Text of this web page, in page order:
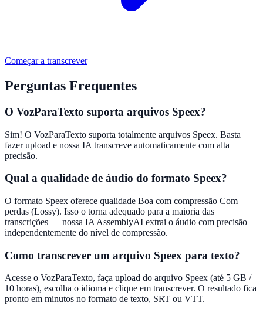
Começar a transcrever
Perguntas Frequentes
O VozParaTexto suporta arquivos Speex?
Sim! O VozParaTexto suporta totalmente arquivos Speex. Basta
fazer upload e nossa IA transcreve automaticamente com alta
precisão.
Qual a qualidade de áudio do formato Speex?
O formato Speex oferece qualidade Boa com compressão Com
perdas (Lossy). Isso o torna adequado para a maioria das
transcrições — nossa IA AssemblyAI extrai o áudio com precisão
independentemente do nível de compressão.
Como transcrever um arquivo Speex para texto?
Acesse o VozParaTexto, faça upload do arquivo Speex (até 5 GB /
10 horas), escolha o idioma e clique em transcrever. O resultado fica
pronto em minutos no formato de texto, SRT ou VTT.